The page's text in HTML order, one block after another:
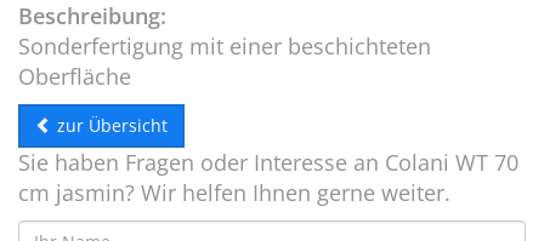
Beschreibung:
Sonderfertigung mit einer beschichteten
Oberfläche
zur Übersicht
Sie haben Fragen oder Interesse an Colani WT 70
cm jasmin? Wir helfen Ihnen gerne weiter.